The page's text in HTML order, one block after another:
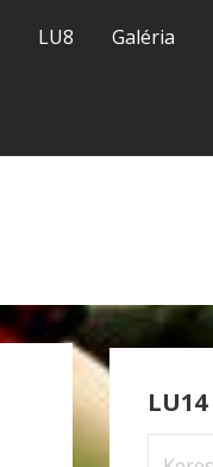
LU8 Galéria
LU14